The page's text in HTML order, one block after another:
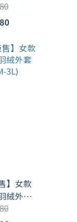
】女款
絨外套
3L)